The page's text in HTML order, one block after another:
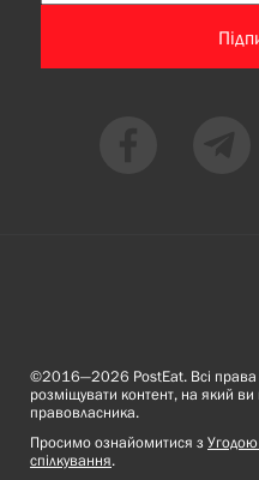
©2016—2026 PostEat. Всі права
розміщувати контент, на який
правовласника.
Просимо ознайомитися з
спілкування.